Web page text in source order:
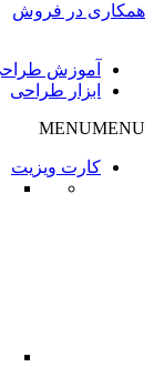
همکاری در فروش
آموزش
ابزار طراحی
MENUMENU
کارت ویزیت